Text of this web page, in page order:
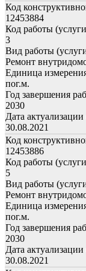
Код
12453884
Код работы
3
Вид работы
Ремонт
Единица
пог.м.
Год завершения
2030
Дата
30.08.2021
Код
12453886
Код работы
5
Вид работы
Ремонт
Единица
пог.м.
Год завершения
2030
Дата
30.08.2021